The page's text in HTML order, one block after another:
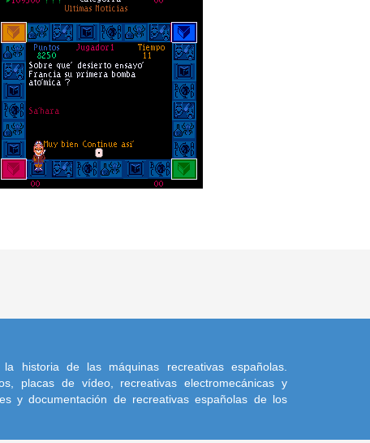
historia de las máquinas recreativas españolas.
placas de vídeo, recreativas electromecánicas y
y documentación de recreativas españolas de los